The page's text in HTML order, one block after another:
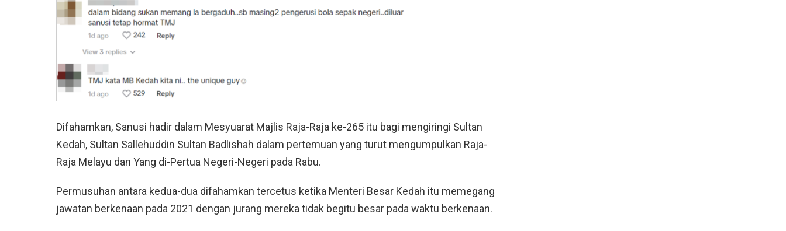
Difahamkan, Sanusi hadir dalam Mesyuarat Majlis Raja-Raja ke-265 itu bagi mengiringi Sultan
Kedah, Sultan Sallehuddin Sultan Badlishah dalam pertemuan yang turut mengumpulkan Raja-
Raja Melayu dan Yang di-Pertua Negeri-Negeri pada Rabu.
Permusuhan antara kedua-dua difahamkan tercetus ketika Menteri Besar Kedah itu memegang
jawatan berkenaan pada 2021 dengan jurang mereka tidak begitu besar pada waktu berkenaan.